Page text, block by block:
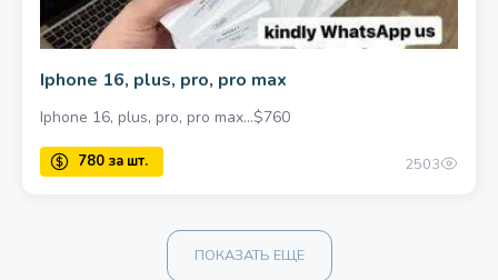
Iphone 16, plus, pro, pro max
Iphone 16, plus, pro, pro max…$760
2503
ПОКАЗАТЬ ЕЩЕ